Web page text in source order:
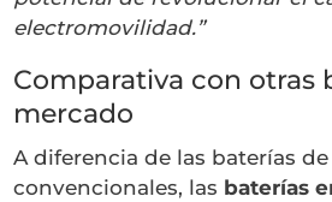
electromovilidad.”
Comparativa con otras
mercado
A diferencia de las baterías de
convencionales, las baterías